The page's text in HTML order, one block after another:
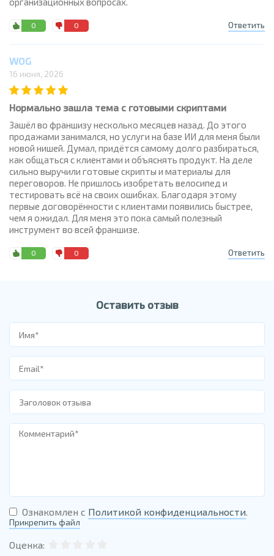
0 0 Ответить
WOG
16 июня, 2026
Нормально зашла тема с готовыми скриптами
Зашёл во франшизу несколько месяцев назад. До этого
продажами занимался, но услуги на базе ИИ для меня были
новой нишей. Думал, придётся самому долго разбираться,
как общаться с клиентами и объяснять продукт. На деле
сильно выручили готовые скрипты и материалы для
переговоров. Не пришлось изобретать велосипед и
тестировать всё на своих ошибках. Благодаря этому
первые договорённости с клиентами появились быстрее,
чем я ожидал. Для меня это пока самый полезный
инструмент во всей франшизе.
0 0 Ответить
Оставить отзыв
Ознакомлен с Политикой конфиденциальности.
Прикрепить файл
Оценка: